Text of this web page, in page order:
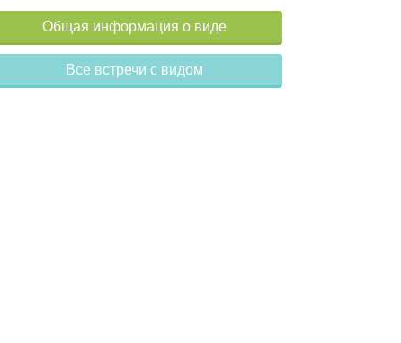
Общая информация о виде
Все встречи с видом